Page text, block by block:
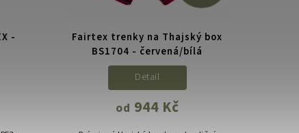
-
Fairtex trenky na Thajský box
BS1704 - červená/bílá
od 944 Kč
Detail